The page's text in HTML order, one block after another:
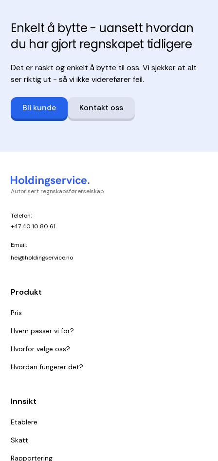
Enkelt å bytte - uansett hvordan
du har gjort regnskapet tidligere
Det er raskt og enkelt å bytte til oss. Vi sjekker at alt
ser riktig ut - så vi ikke viderefører feil.
Bli kunde Kontakt oss
Autorisert regnskapsførerselskap
Telefon:
+47 40 10 80 61
Email:
hei@holdingservice.no
Produkt
Pris
Hvem passer vi for?
Hvorfor velge oss?
Hvordan fungerer det?
Innsikt
Etablere
Skatt
Rapportering